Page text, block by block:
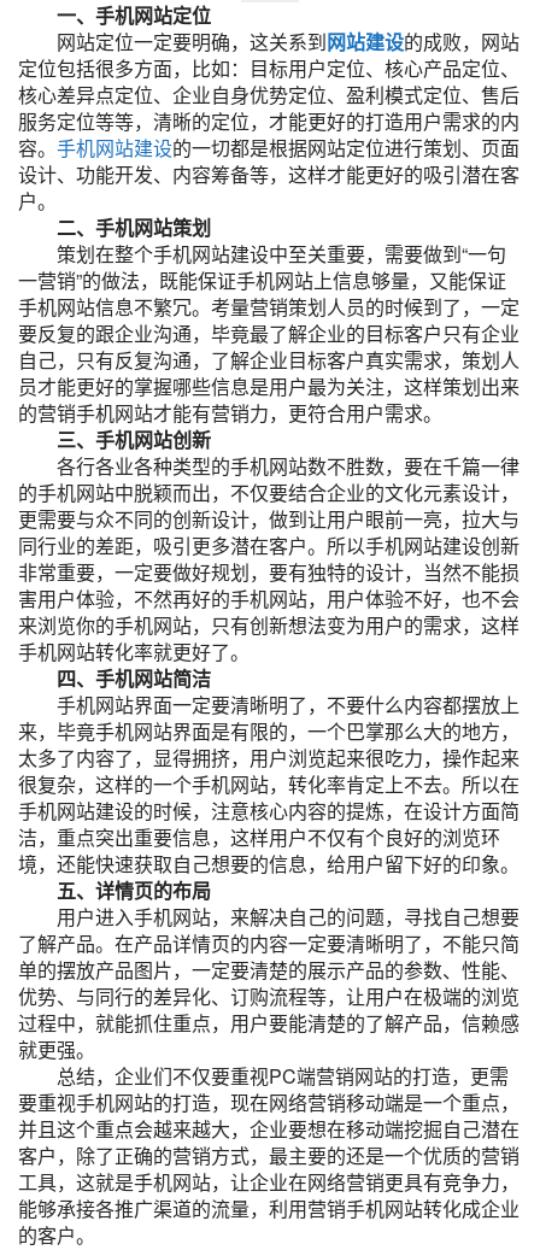
一、手机网站定位
网站定位一定要明确，这关系到网站建设的成败，网站
定位包括很多方面，比如：目标用户定位、核心产品定位、
核心差异点定位、企业自身优势定位、盈利模式定位、售后
服务定位等等，清晰的定位，才能更好的打造用户需求的内
容。 手机网站建设的一切都是根据网站定位进行策划、页面
设计、功能开发、内容筹备等，这样才能更好的吸引潜在客
户。
二、手机网站策划
策划在整个手机网站建设中至关重要，需要做到“一句
一营销”的做法，既能保证手机网站上信息够量，又能保证
手机网站信息不繁冗。考量营销策划人员的时候到了，一定
要反复的跟企业沟通，毕竟最了解企业的目标客户只有企业
自己，只有反复沟通，了解企业目标客户真实需求，策划人
员才能更好的掌握哪些信息是用户最为关注，这样策划出来
的营销手机网站才能有营销力，更符合用户需求。
三、手机网站创新
各行各业各种类型的手机网站数不胜数，要在千篇一律
的手机网站中脱颖而出，不仅要结合企业的文化元素设计，
更需要与众不同的创新设计，做到让用户眼前一亮，拉大与
同行业的差距，吸引更多潜在客户。所以手机网站建设创新
非常重要，一定要做好规划，要有独特的设计，当然不能损
害用户体验，不然再好的手机网站，用户体验不好，也不会
来浏览你的手机网站，只有创新想法变为用户的需求，这样
手机网站转化率就更好了。
四、手机网站简洁
手机网站界面一定要清晰明了，不要什么内容都摆放上
来，毕竟手机网站界面是有限的，一个巴掌那么大的地方，
太多了内容了，显得拥挤，用户浏览起来很吃力，操作起来
很复杂，这样的一个手机网站，转化率肯定上不去。所以在
手机网站建设的时候，注意核心内容的提炼，在设计方面简
洁，重点突出重要信息，这样用户不仅有个良好的浏览环
境，还能快速获取自己想要的信息，给用户留下好的印象。
五、详情页的布局
用户进入手机网站，来解决自己的问题，寻找自己想要
了解产品。在产品详情页的内容一定要清晰明了，不能只简
单的摆放产品图片，一定要清楚的展示产品的参数、性能、
优势、与同行的差异化、订购流程等，让用户在极端的浏览
过程中，就能抓住重点，用户要能清楚的了解产品，信赖感
就更强。
总结，企业们不仅要重视PC端营销网站的打造，更需
要重视手机网站的打造，现在网络营销移动端是一个重点，
并且这个重点会越来越大，企业要想在移动端挖掘自己潜在
客户，除了正确的营销方式，最主要的还是一个优质的营销
工具，这就是手机网站，让企业在网络营销更具有竞争力，
能够承接各推广渠道的流量，利用营销手机网站转化成企业
的客户。